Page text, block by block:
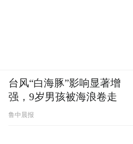
台风“白海豚”影响显著增
强，9岁男孩被海浪卷走
鲁中晨报